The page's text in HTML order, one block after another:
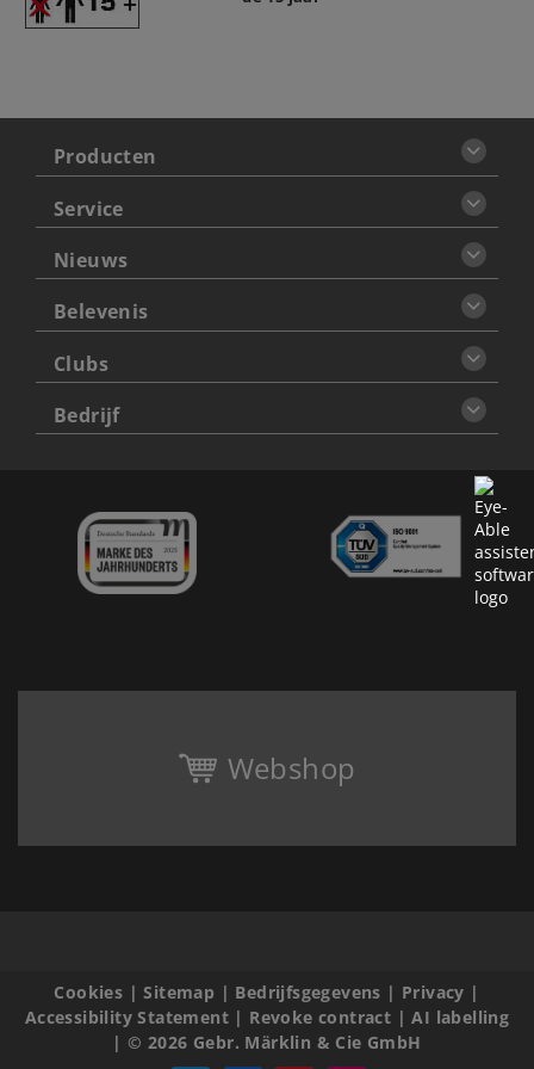
Producten
Service
Nieuws
Belevenis
Clubs
Bedrijf
Webshop
Cookies |Sitemap | Bedrijfsgegevens | Privacy |
Accessibility Statement| Revoke contract |AI labelling
|© 2026 Gebr. Märklin & Cie GmbH